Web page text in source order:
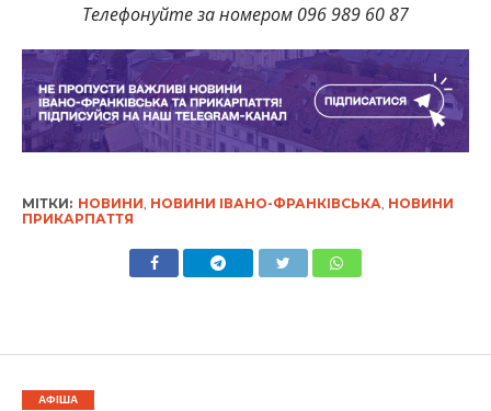
Телефонуйте за номером 096 989 60 87
МІТКИ: НОВИНИ НОВИНИ ІВАНО-ФРАНКІВСЬКА НОВИНИ
ПРИКАРПАТТЯ
АФІША